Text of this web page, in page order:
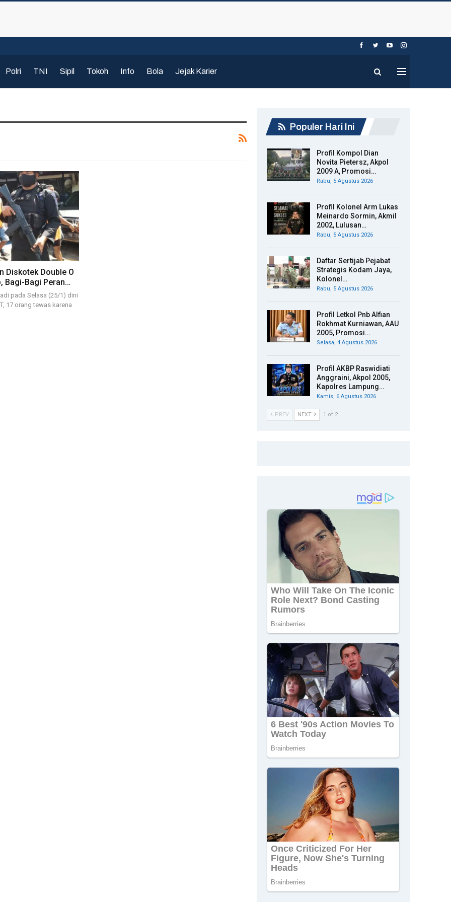
Polri TNI Sipil Tokoh Info Bola Jejak Karier
Diskotek Double O
Bagi-Bagi Peran…
pada Selasa (25/1) dini
17 orang tewas karena
Populer Hari Ini
Profil Kompol Dian
Novita Pietersz, Akpol
2009 A, Promosi…
Rabu, 5 Agustus 2026
Profil Kolonel Arm Lukas
Meinardo Sormin, Akmil
2002, Lulusan…
Rabu, 5 Agustus 2026
Daftar Sertijab Pejabat
Strategis Kodam Jaya,
Kolonel…
Rabu, 5 Agustus 2026
Profil Letkol Pnb Alfian
Rokhmat Kurniawan, AAU
2005, Promosi…
Selasa, 4 Agustus 2026
Profil AKBP Raswidiati
Anggraini, Akpol 2005,
Kapolres Lampung…
Kamis, 6 Agustus 2026
PREV NEXT 1 of 2